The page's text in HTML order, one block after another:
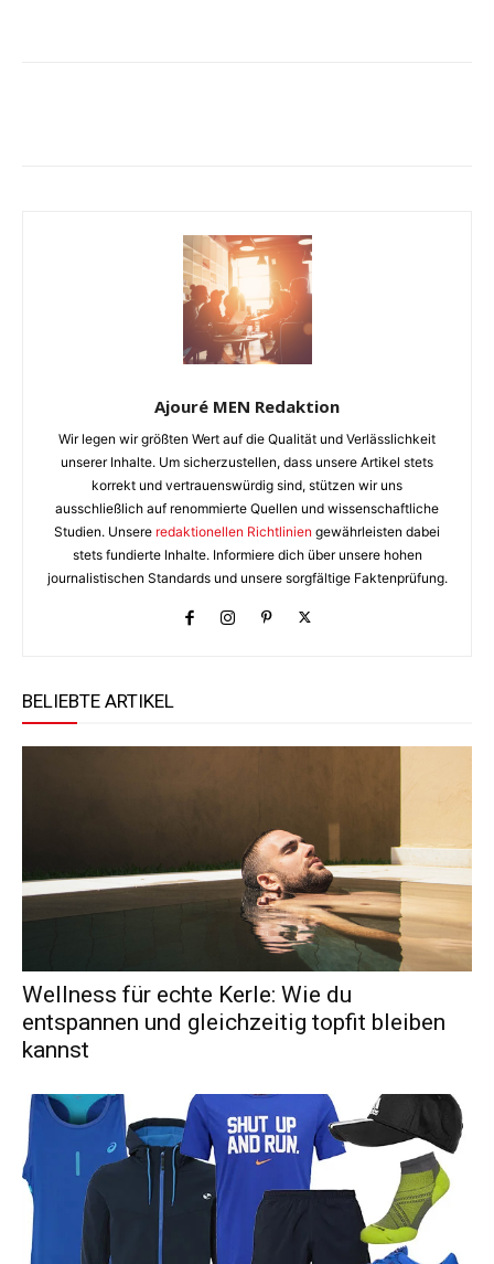
Ajouré MEN Redaktion
Wir legen wir größten Wert auf die Qualität und Verlässlichkeit
unserer Inhalte. Um sicherzustellen, dass unsere Artikel stets
korrekt und vertrauenswürdig sind, stützen wir uns
ausschließlich auf renommierte Quellen und wissenschaftliche
Studien. Unsere redaktionellen Richtlinien gewährleisten dabei
stets fundierte Inhalte. Informiere dich über unsere hohen
journalistischen Standards und unsere sorgfältige Faktenprüfung.
BELIEBTE ARTIKEL
Wellness für echte Kerle: Wie du
entspannen und gleichzeitig topfit bleiben
kannst